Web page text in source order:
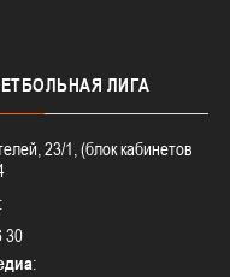
ЛИГА
23/1, (блок кабинетов
:
30
: